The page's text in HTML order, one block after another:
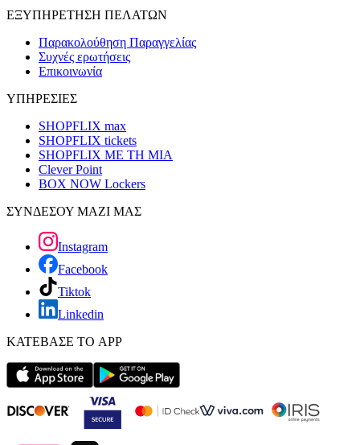
ΕΞΥΠΗΡΕΤΗΣΗ ΠΕΛΑΤΩΝ
Παρακολούθηση Παραγγελίας
Συχνές ερωτήσεις
Επικοινωνία
ΥΠΗΡΕΣΙΕΣ
SHOPFLIX max
SHOPFLIX tickets
SHOPFLIX ΜΕ ΤΗ ΜΙΑ
Clever Point
BOX NOW Lockers
ΣΥΝΔΕΣΟΥ ΜΑΖΙ ΜΑΣ
Instagram
Facebook
Tiktok
Linkedin
ΚΑΤΕΒΑΣΕ ΤΟ APP